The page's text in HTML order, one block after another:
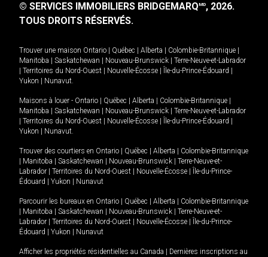
© SERVICES IMMOBILIERS BRIDGEMARQMD, 2026.
TOUS DROITS RÉSERVÉS.
Trouver une maison Ontario Québec Alberta Colombie-Britannique
Manitoba
Saskatchewan Nouveau-Brunswick
Terre-Neuve-et-Labrador
Territoires du Nord-Ouest Nouvelle-Écosse Île-du-Prince-Édouard
Yukon
Nunavut.
Maisons à louer - Ontario Québec Alberta Colombie-Britannique
Manitoba
Saskatchewan Nouveau-Brunswick
Terre-Neuve-et-Labrador
Territoires du Nord-Ouest Nouvelle-Écosse Île-du-Prince-Édouard
Yukon
Nunavut.
Trouver des courtiers en Ontario Québec Alberta
Colombie-Britannique
Manitoba Saskatchewan Nouveau-Brunswick
Terre-Neuve-et-
Labrador
Territoires du Nord-Ouest Nouvelle-Écosse
Île-du-Prince-
Édouard
Yukon Nunavut
Parcourir les bureaux en Ontario Québec Alberta
Colombie-Britannique
Manitoba Saskatchewan Nouveau-Brunswick
Terre-Neuve-et-
Labrador
Territoires du Nord-Ouest Nouvelle-Écosse
Île-du-Prince-
Édouard
Yukon Nunavut
Afficher les propriétés résidentielles au Canada
Dernières inscriptions au